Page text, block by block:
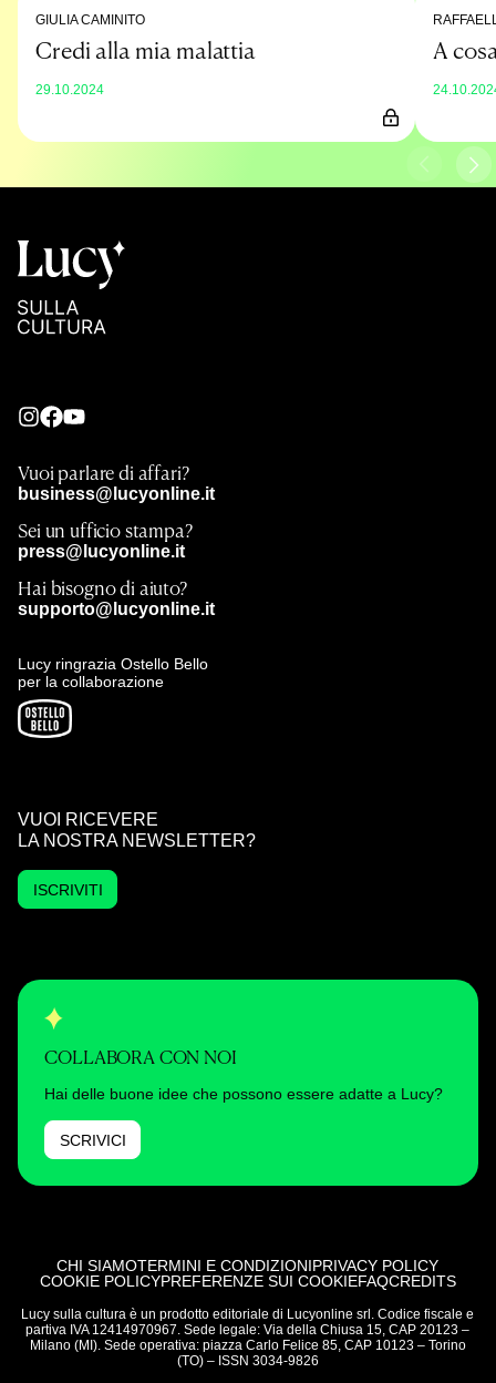
GIULIA CAMINITO
Credi alla mia malattia
29.10.2024
A
Vuoi parlare di affari?
business@lucyonline.it
Sei un ufficio stampa?
press@lucyonline.it
Hai bisogno di aiuto?
supporto@lucyonline.it
Lucy ringrazia Ostello Bello
per la collaborazione
VUOI RICEVERE
LA NOSTRA NEWSLETTER?
ISCRIVITI
COLLABORA CON NOI
Hai delle buone idee che possono essere adatte a Lucy?
SCRIVICI
CHI SIAMOTERMINI E CONDIZIONIPRIVACY POLICY
COOKIE POLICYPREFERENZE SUI COOKIEFAQCREDITS
Lucy sulla cultura è un prodotto editoriale di Lucyonline srl. Codice fiscale e
partiva IVA 12414970967. Sede legale: Via della Chiusa 15, CAP 20123 –
Milano (MI). Sede operativa: piazza Carlo Felice 85, CAP 10123 – Torino
(TO) – ISSN 3034-9826